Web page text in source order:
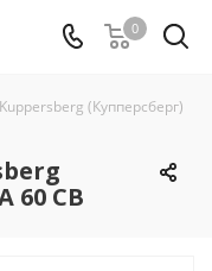
0
(Купперсберг)
60 CB